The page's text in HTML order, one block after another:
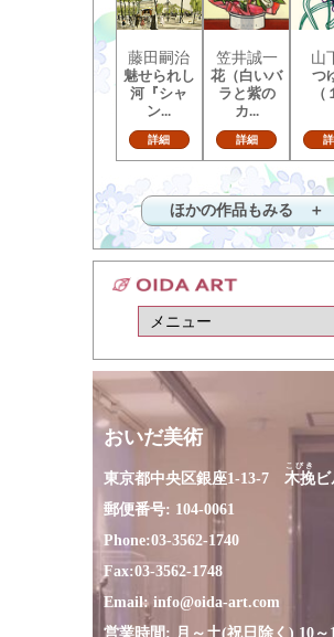
藤田嗣治
魅せられし
河『シャ
ン...
詳細
笠井誠一
花（白いバ
ラと紫の
カ...
詳細
山
つ
（
ほかの作品もみる ＋
おいだ美術
東京都中央区銀座1-13-7 木挽
こびき
ビ
郵便番号: 104-0061
Phone:03-3562-1740
Fax:03-3562-1748
Email: info@oida-art.com
営業時間: 月～土(祝日除く) 10～